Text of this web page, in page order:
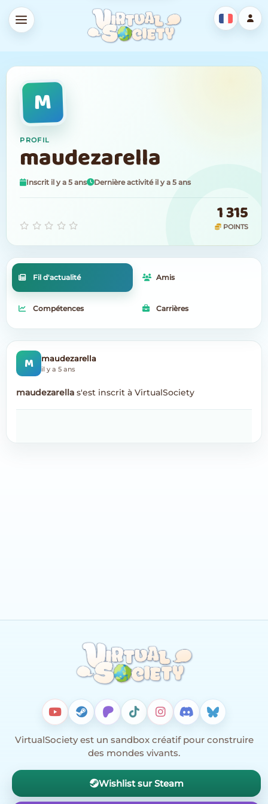
M
PROFIL
maudezarella
Inscrit il y a 5 ans Dernière activité il y a 5 ans
1 315
POINTS
Fil d'actualité Amis
Compétences Carrières
M maudezarella
il y a 5 ans
maudezarella s'est inscrit à VirtualSociety
VirtualSociety est un sandbox créatif pour construire
des mondes vivants.
Wishlist sur Steam